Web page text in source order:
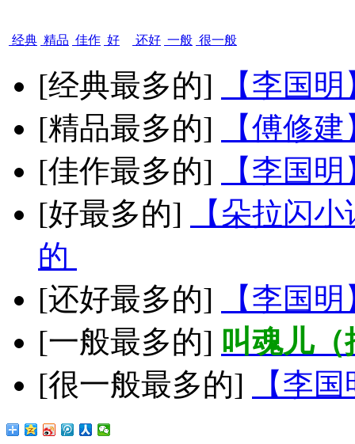
经典 精品 佳作 好 还好 一般 很一般
[经典最多的]
【李国
[精品最多的]
【傅修
[佳作最多的]
【李国
[好最多的]
【朵拉闪
的
[还好最多的]
【李国
[一般最多的] 叫魂儿
[很一般最多的]
【李